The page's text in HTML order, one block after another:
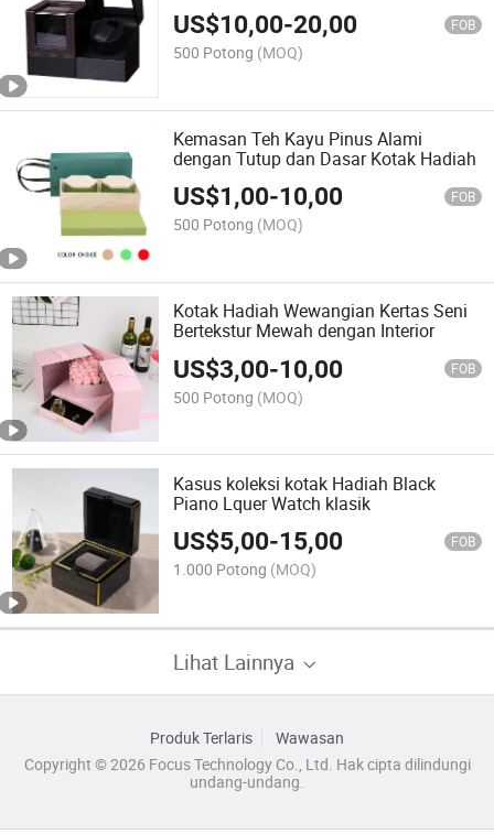
US$10,00-20,00 FOB
500 Potong (MOQ)
Kemasan Teh Kayu Pinus Alami
dengan Tutup dan Dasar Kotak Hadiah
US$1,00-10,00 FOB
500 Potong (MOQ)
Kotak Hadiah Wewangian Kertas Seni
Bertekstur Mewah dengan Interior
US$3,00-10,00 FOB
500 Potong (MOQ)
Kasus koleksi kotak Hadiah Black
Piano Lquer Watch klasik
US$5,00-15,00 FOB
1.000 Potong (MOQ)
Lihat Lainnya
Produk Terlaris
Wawasan
Copyright © 2026 Focus Technology Co., Ltd. Hak cipta dilindungi
undang-undang.